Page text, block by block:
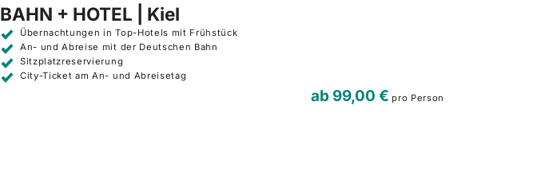
BAHN + HOTEL | Kiel
Übernachtungen in Top-Hotels mit Frühstück
An- und Abreise mit der Deutschen Bahn
Sitzplatzreservierung
City-Ticket am An- und Abreisetag
ab99,00 € pro Person